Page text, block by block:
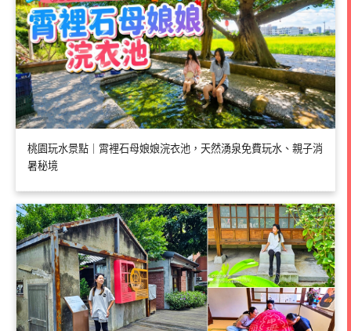
桃園玩水景點｜霄裡石母娘娘浣衣池，天然湧泉免費玩水、親子消
暑秘境